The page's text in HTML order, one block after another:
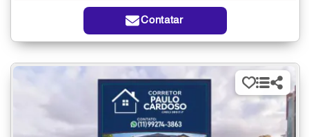
Contatar